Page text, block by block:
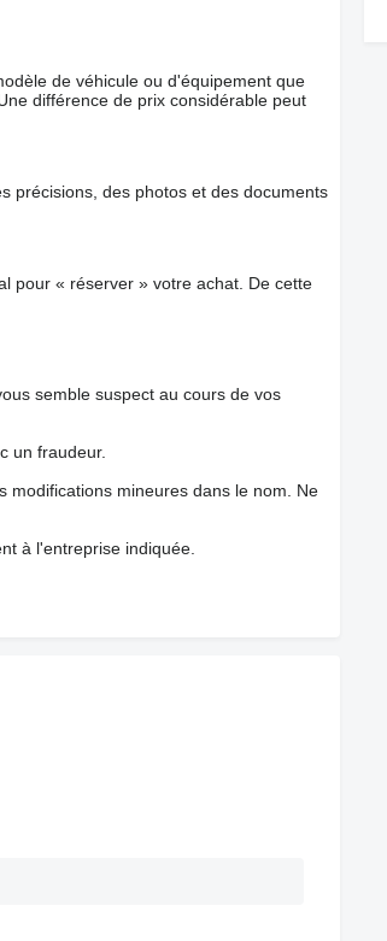
de véhicule ou d'équipement que
différence de prix considérable peut
précisions, des photos et des documents
pour « réserver » votre achat. De cette
semble suspect au cours de vos
un fraudeur.
modifications mineures dans le nom. Ne
à l'entreprise indiquée.